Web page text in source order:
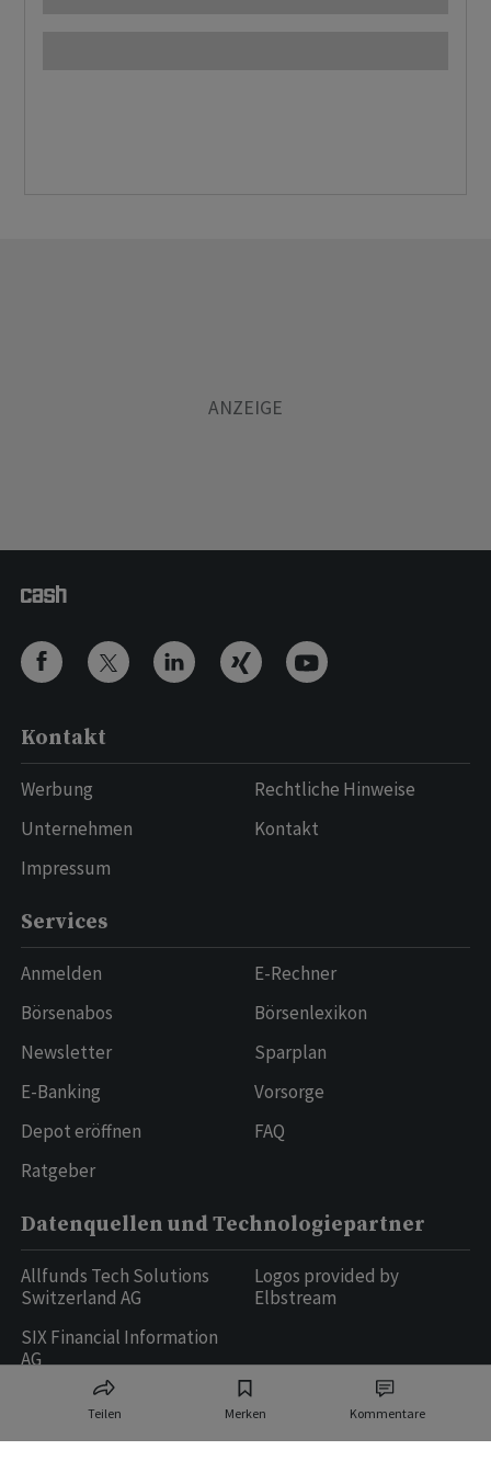
Teilen Merken Kommentare
Kontakt
Werbung
Unternehmen
Impressum
Rechtliche Hinweise
Kontakt
Services
Anmelden
Börsenabos
Newsletter
E-Banking
Depot eröffnen
Ratgeber
E-Rechner
Börsenlexikon
Sparplan
Vorsorge
FAQ
Datenquellen und Technologiepartner
Allfunds Tech Solutions
Switzerland AG
SIX Financial Information
AG
Logos provided by
Elbstream
Ringier AG | Ringier Medien Schweiz